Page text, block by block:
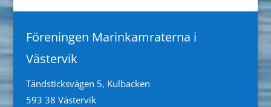
Föreningen Marinkamraterna i
Västervik
Tändsticksvägen 5, Kulbacken
593 38 Västervik